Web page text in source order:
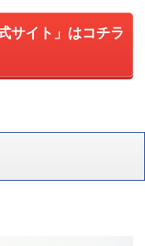
サイト」はコチラ